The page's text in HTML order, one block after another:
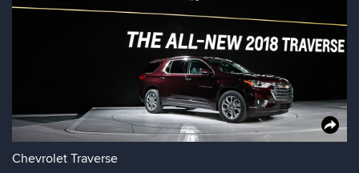
Chevrolet Traverse